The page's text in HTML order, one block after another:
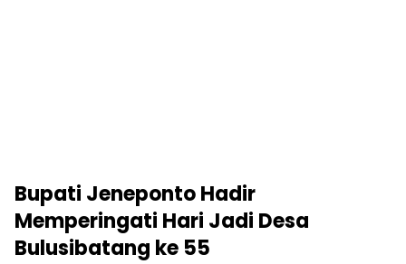
Bupati Jeneponto Hadir
Memperingati Hari Jadi Desa
Bulusibatang ke 55